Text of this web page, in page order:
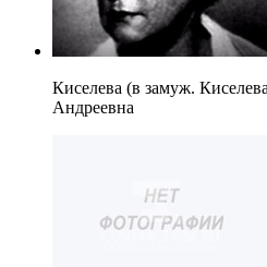
Киселева (в замуж.
Андреевна